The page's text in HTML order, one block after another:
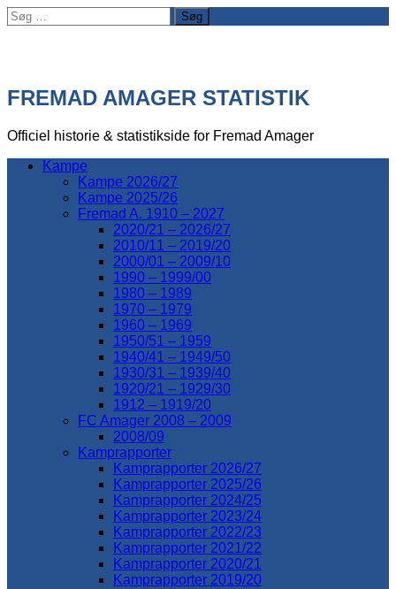
Søg
efter:
FREMAD AMAGER STATISTIK
Officiel historie & statistikside for Fremad Amager
Kampe
Kampe 2026/27
Kampe 2025/26
Fremad A. 1910 – 2027
2020/21 – 2026/27
2010/11 – 2019/20
2000/01 – 2009/10
1990 – 1999/00
1980 – 1989
1970 – 1979
1960 – 1969
1950/51 – 1959
1940/41 – 1949/50
1930/31 – 1939/40
1920/21 – 1929/30
1912 – 1919/20
FC Amager 2008 – 2009
2008/09
Kamprapporter
Kamprapporter 2026/27
Kamprapporter 2025/26
Kamprapporter 2024/25
Kamprapporter 2023/24
Kamprapporter 2022/23
Kamprapporter 2021/22
Kamprapporter 2020/21
Kamprapporter 2019/20